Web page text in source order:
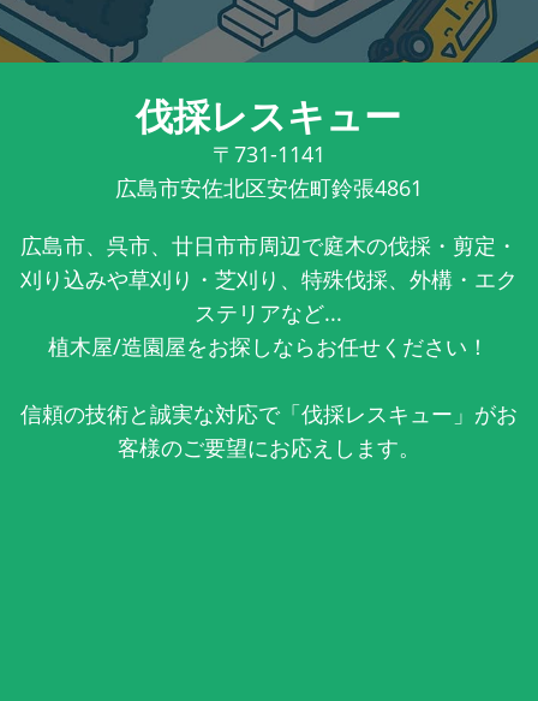
伐採レスキュー
〒731-1141
広島市安佐北区安佐町鈴張4861
広島市、呉市、廿日市市周辺で庭木の伐採・剪定・
刈り込みや草刈り・芝刈り、特殊伐採、外構・エク
ステリアなど...
植木屋/造園屋をお探しならお任せください！
信頼の技術と誠実な対応で「伐採レスキュー」がお
客様のご要望にお応えします。